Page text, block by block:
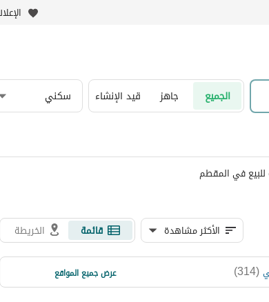
الجميع جاهز قيد الإنشاء سكني
في المقطم
الأكثر مشاهدة قائمة الخريطة
(
314
) ذا نوفليست
(
63
)
9 سايد بانوراما(
20
)
عرض جميع المواقع